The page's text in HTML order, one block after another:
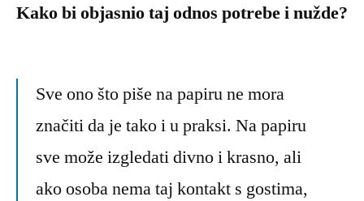
Kako bi objasnio taj odnos potrebe i nužde?
Sve ono što piše na papiru ne mora
značiti da je tako i u praksi. Na papiru
sve može izgledati divno i krasno, ali
ako osoba nema taj kontakt s gostima,